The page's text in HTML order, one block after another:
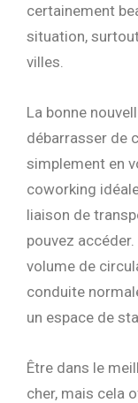
certainement
situation,
villes.
La bonne
débarrasser de
simplement en
coworking
liaison de
pouvez
volume de
conduite
un espace de
Être dans le
cher, mais cela